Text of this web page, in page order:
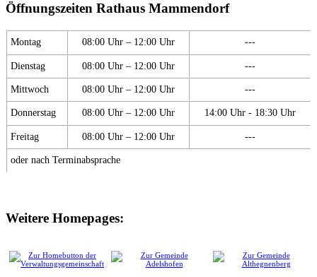
Öffnungszeiten Rathaus Mammendorf
Montag 08:00 Uhr – 12:00 Uhr ---
Dienstag 08:00 Uhr – 12:00 Uhr ---
Mittwoch 08:00 Uhr – 12:00 Uhr ---
Donnerstag 08:00 Uhr – 12:00 Uhr 14:00 Uhr - 18:30 Uhr
Freitag 08:00 Uhr – 12:00 Uhr ---
oder nach Terminabsprache
Weitere Homepages: